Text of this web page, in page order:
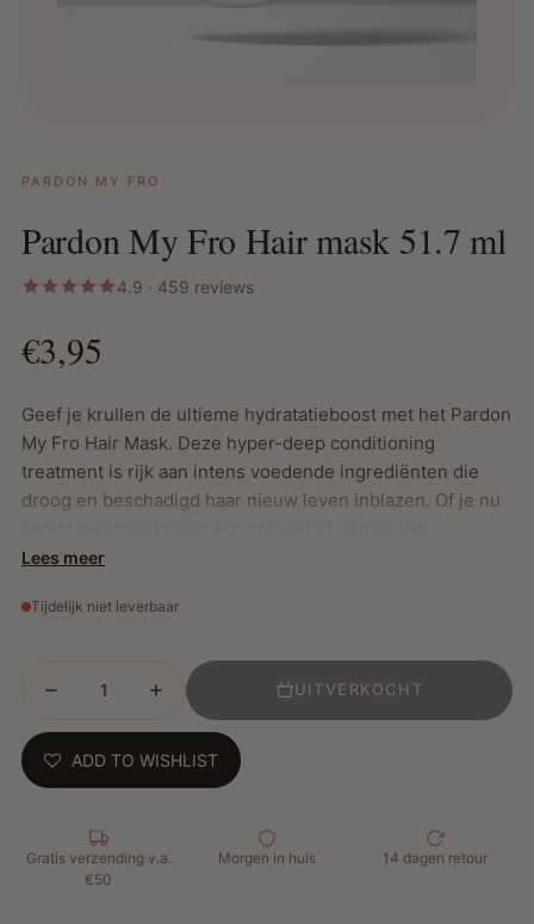
PARDON MY FRO
Pardon My Fro Hair mask 51.7 ml
4.9 · 459 reviews
€3,95
Geef je krullen de ultieme hydratatieboost met het Pardon
My Fro Hair Mask. Deze hyper-deep conditioning
treatment is rijk aan intens voedende ingrediënten die
droog en beschadigd haar nieuw leven inblazen. Of je nu
elasticiteit, dit masker dringt diep door in elke haarstreng
sterker, gladder en stralender te maken.
Perfect voor alle texturen die intensieve verzorging
kunnen gebruiken — van natuurlijke krullen tot protective
Belangrijkste kenmerken:
Hyaluronzuur en niacinamide hydrateren diep en
herstellen droog, beschadigd haar
Baobab en gehydrolyseerde rijstproteïne versterken
Lees meer
Tijdelijk niet leverbaar
UITVERKOCHT
ADD TO WISHLIST
Gratis verzending v.a.
€50
Morgen in huis 14 dagen retour